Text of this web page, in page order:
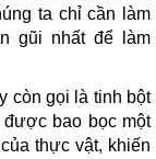
ta chỉ cần làm
gũi nhất để làm
còn gọi là tinh bột
được bao bọc một
thực vật, khiến